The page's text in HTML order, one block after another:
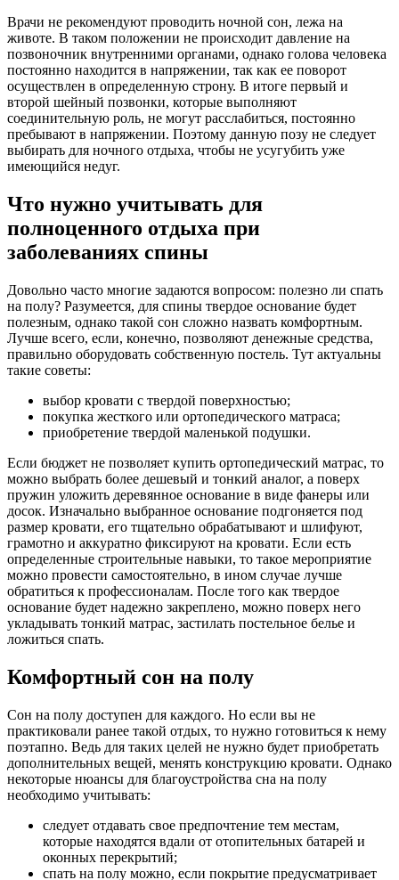
Врачи не рекомендуют проводить ночной сон, лежа на
животе. В таком положении не происходит давление на
позвоночник внутренними органами, однако голова человека
постоянно находится в напряжении, так как ее поворот
осуществлен в определенную строну. В итоге первый и
второй шейный позвонки, которые выполняют
соединительную роль, не могут расслабиться, постоянно
пребывают в напряжении. Поэтому данную позу не следует
выбирать для ночного отдыха, чтобы не усугубить уже
имеющийся недуг.
Что нужно учитывать для
полноценного отдыха при
заболеваниях спины
Довольно часто многие задаются вопросом: полезно ли спать
на полу? Разумеется, для спины твердое основание будет
полезным, однако такой сон сложно назвать комфортным.
Лучше всего, если, конечно, позволяют денежные средства,
правильно оборудовать собственную постель. Тут актуальны
такие советы:
выбор кровати с твердой поверхностью;
покупка жесткого или ортопедического матраса;
приобретение твердой маленькой подушки.
Если бюджет не позволяет купить ортопедический матрас, то
можно выбрать более дешевый и тонкий аналог, а поверх
пружин уложить деревянное основание в виде фанеры или
досок. Изначально выбранное основание подгоняется под
размер кровати, его тщательно обрабатывают и шлифуют,
грамотно и аккуратно фиксируют на кровати. Если есть
определенные строительные навыки, то такое мероприятие
можно провести самостоятельно, в ином случае лучше
обратиться к профессионалам. После того как твердое
основание будет надежно закреплено, можно поверх него
укладывать тонкий матрас, застилать постельное белье и
ложиться спать.
Комфортный сон на полу
Сон на полу доступен для каждого. Но если вы не
практиковали ранее такой отдых, то нужно готовиться к нему
поэтапно. Ведь для таких целей не нужно будет приобретать
дополнительных вещей, менять конструкцию кровати. Однако
некоторые нюансы для благоустройства сна на полу
необходимо учитывать:
следует отдавать свое предпочтение тем местам,
которые находятся вдали от отопительных батарей и
оконных перекрытий;
спать на полу можно, если покрытие предусматривает